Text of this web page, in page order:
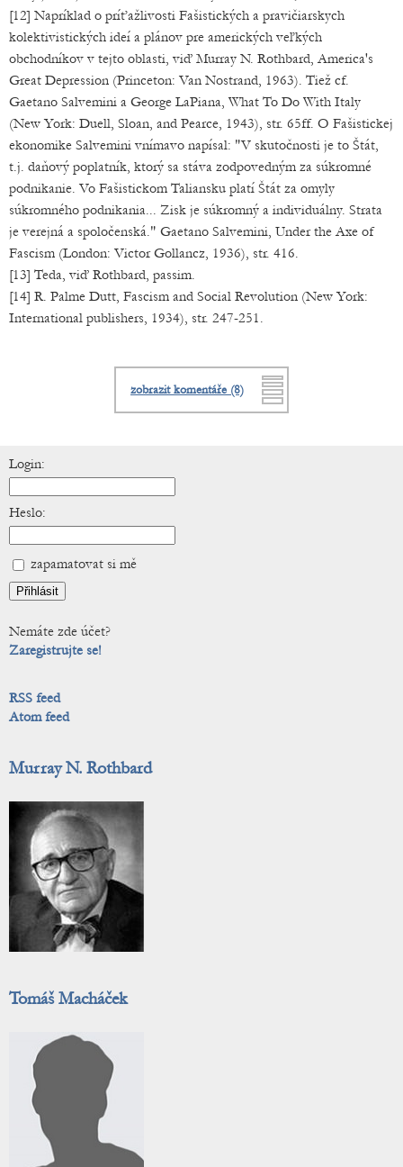
[12] Napríklad o príťažlivosti Fašistických a pravičiarskych
kolektivistických ideí a plánov pre amerických veľkých
obchodníkov v tejto oblasti, viď Murray N. Rothbard, America's
Great Depression (Princeton: Van Nostrand, 1963). Tiež cf.
Gaetano Salvemini a George LaPiana, What To Do With Italy
(New York: Duell, Sloan, and Pearce, 1943), str. 65ff. O Fašistickej
ekonomike Salvemini vnímavo napísal: "V skutočnosti je to Štát,
t.j. daňový poplatník, ktorý sa stáva zodpovedným za súkromné
podnikanie. Vo Fašistickom Taliansku platí Štát za omyly
súkromného podnikania... Zisk je súkromný a individuálny. Strata
je verejná a spoločenská." Gaetano Salvemini, Under the Axe of
Fascism (London: Victor Gollancz, 1936), str. 416.
[13] Teda, viď Rothbard, passim.
[14] R. Palme Dutt, Fascism and Social Revolution (New York:
International publishers, 1934), str. 247-251.
zobrazit komentáře (8)
Login:
Heslo:
zapamatovat si mě
Nemáte zde účet?
Zaregistrujte se!
RSS feed
Atom feed
Murray N. Rothbard
Tomáš Macháček